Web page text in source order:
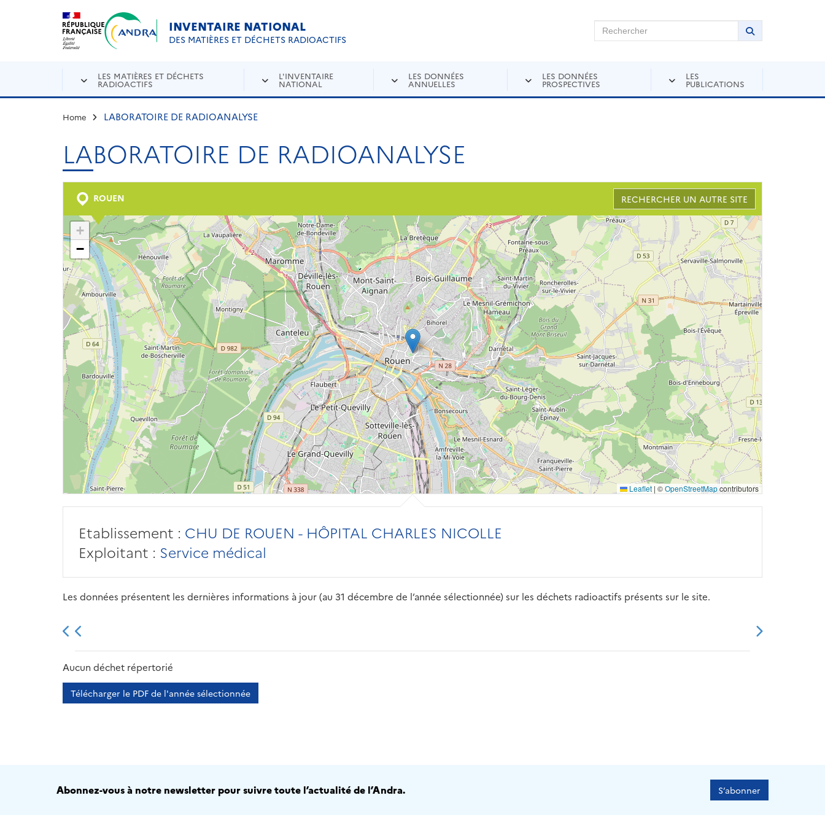
Aller au contenu principal
INVENTAIRE NATIONAL
DES MATIÈRES ET DÉCHETS RADIOACTIFS
Rechercher sur Andra Inventaire Rechercher
Lancer la
LES MATIÈRES ET DÉCHETS
RADIOACTIFS
L'INVENTAIRE
NATIONAL
LES DONNÉES
ANNUELLES
LES DONNÉES
PROSPECTIVES
LES
PUBLICATIONS
Home LABORATOIRE DE RADIOANALYSE
LABORATOIRE DE RADIOANALYSE
ROUEN RECHERCHER UN AUTRE SITE
+
−
Leaflet | ©OpenStreetMapcontributors
Etablissement : CHU DE ROUEN - HÔPITAL CHARLES NICOLLE
Exploitant : Service médical
Les données présentent les dernières informations à jour (au 31 décembre de l’année sélectionnée) sur les déchets radioactifs présents sur le site.
2013 2014
Aucun déchet répertorié
Télécharger le PDF de l'année sélectionnée
Abonnez-vous à notre newsletter pour suivre toute l’actualité de l’Andra. S’abonner